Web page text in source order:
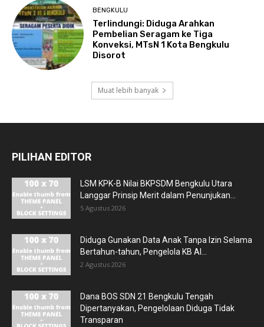
BENGKULU
Terlindungi: Diduga Arahkan
Pembelian Seragam ke Tiga
Konveksi, MTsN 1 Kota Bengkulu
Disorot
Muat lebih banyak
PILIHAN EDITOR
LSM KPK-B Nilai BKPSDM Bengkulu Utara
Langgar Prinsip Merit dalam Penunjukan...
5 Agustus 2026
Diduga Gunakan Data Anak Tanpa Izin Selama
Bertahun-tahun, Pengelola KB Al...
2 Agustus 2026
Dana BOS SDN 21 Bengkulu Tengah
Dipertanyakan, Pengelolaan Diduga Tidak
Transparan